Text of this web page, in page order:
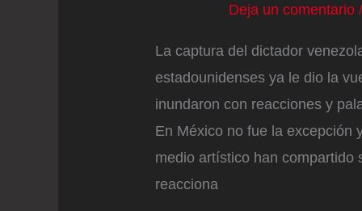
Deja un comentario /
La captura del dictador
estadounidenses ya le dio la
inundaron con reacciones y
En México no fue la excepción
medio artístico han compartido
reacciona